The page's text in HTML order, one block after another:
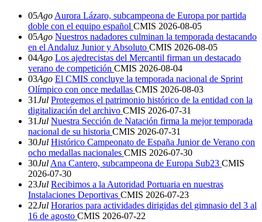
05Ago Aurora Lázaro, subcampeona de Europa por partida
doble con el equipo español CMIS 2026-08-05
05Ago Nuestros nadadores culminan la temporada destacando
en el Andaluz Junior y Absoluto CMIS 2026-08-05
04Ago Los ajedrecistas del Mercantil firman un destacado
verano de competición CMIS 2026-08-04
03Ago El CMIS concluye la temporada nacional de Sprint
Olímpico con once medallas CMIS 2026-08-03
31Jul Protegemos el patrimonio histórico de la entidad con la
digitalización del archivo CMIS 2026-07-31
31Jul Nuestra Sección de Natación firma la mejor temporada
nacional de su historia CMIS 2026-07-31
30Jul Histórico Campeonato de España Junior de Verano con
ocho medallas nacionales CMIS 2026-07-30
30Jul Ana Cantero, subcampeona de Europa Sub23 CMIS
2026-07-30
23Jul Recibimos a la Autoridad Portuaria en nuestras
Instalaciones Deportivas CMIS 2026-07-23
22Jul Horarios para actividades dirigidas del gimnasio del 3 al
16 de agosto CMIS 2026-07-22